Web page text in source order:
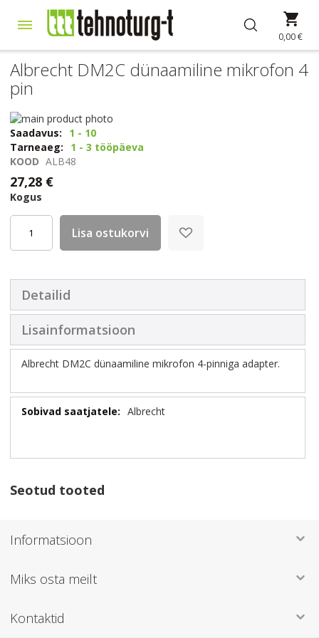
to
0,00 €
Albrecht DM2C dünaamiline mikrofon 4
pin
Skip
to
the
end
of
the
images
gallery
Skip
to
the
beginning
of
the
images
gallery
Saadavus:
1 - 10
Tarneaeg:
1 - 3 tööpäeva
KOOD ALB48
27,28 €
Kogus
Lisa ostukorvi
Detailid
Albrecht DM2C dünaamiline mikrofon 4-pinniga adapter.
Lisainformatsioon
Lisainformatsioon Albrecht
Seotud tooted
Informatsioon
Miks osta meilt
Kontaktid